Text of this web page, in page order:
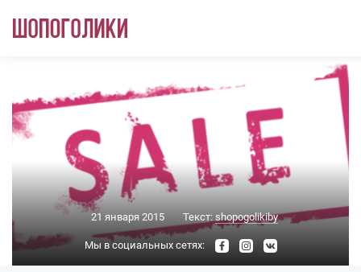
21 января 2015 Текст: shopogolikiby
Мы в социальных сетях: